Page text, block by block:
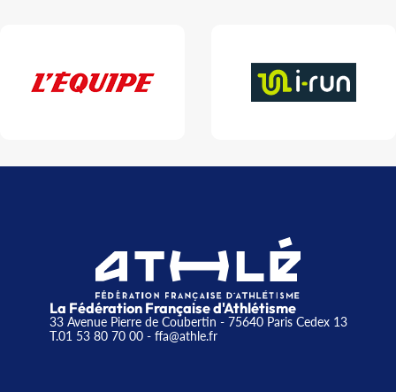
La Fédération Française d'Athlétisme
33 Avenue Pierre de Coubertin - 75640 Paris Cedex 13
T.01 53 80 70 00- ffa@athle.fr